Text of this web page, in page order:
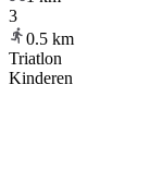
3
0.5 km
Triatlon
Kinderen